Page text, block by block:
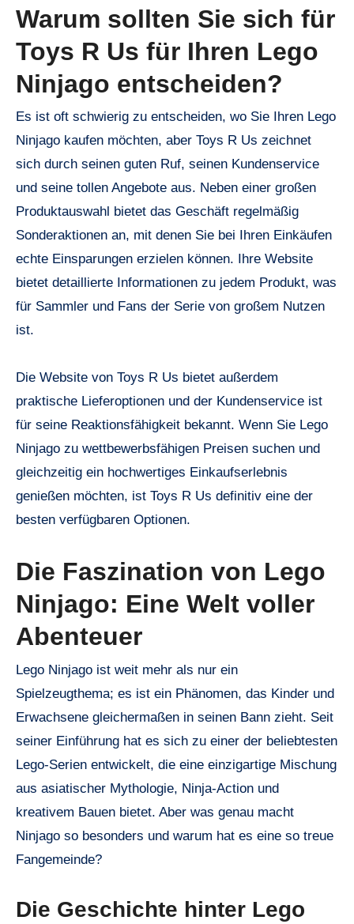
Warum sollten Sie sich für
Toys R Us für Ihren Lego
Ninjago entscheiden?
Es ist oft schwierig zu entscheiden, wo Sie Ihren Lego
Ninjago kaufen möchten, aber Toys R Us zeichnet
sich durch seinen guten Ruf, seinen Kundenservice
und seine tollen Angebote aus. Neben einer großen
Produktauswahl bietet das Geschäft regelmäßig
Sonderaktionen an, mit denen Sie bei Ihren Einkäufen
echte Einsparungen erzielen können. Ihre Website
bietet detaillierte Informationen zu jedem Produkt, was
für Sammler und Fans der Serie von großem Nutzen
ist.
Die Website von Toys R Us bietet außerdem
praktische Lieferoptionen und der Kundenservice ist
für seine Reaktionsfähigkeit bekannt. Wenn Sie Lego
Ninjago zu wettbewerbsfähigen Preisen suchen und
gleichzeitig ein hochwertiges Einkaufserlebnis
genießen möchten, ist Toys R Us definitiv eine der
besten verfügbaren Optionen.
Die Faszination von Lego
Ninjago: Eine Welt voller
Abenteuer
Lego Ninjago ist weit mehr als nur ein
Spielzeugthema; es ist ein Phänomen, das Kinder und
Erwachsene gleichermaßen in seinen Bann zieht. Seit
seiner Einführung hat es sich zu einer der beliebtesten
Lego-Serien entwickelt, die eine einzigartige Mischung
aus asiatischer Mythologie, Ninja-Action und
kreativem Bauen bietet. Aber was genau macht
Ninjago so besonders und warum hat es eine so treue
Fangemeinde?
Die Geschichte hinter Lego